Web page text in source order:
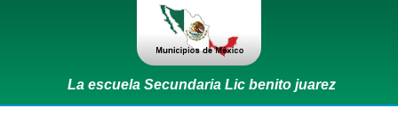
La escuela Secundaria Lic benito juarez